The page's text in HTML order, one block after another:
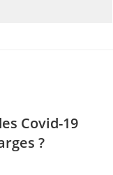
Covid-19
?